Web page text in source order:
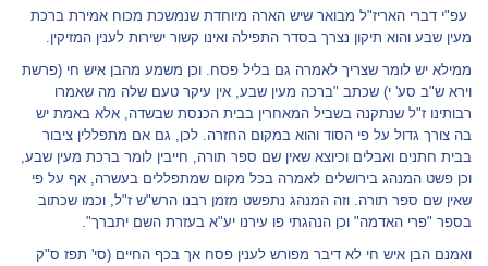
עפ"י דברי האריז"ל מבואר שיש הארה מיוחדת שנמשכת מכוח אמירת ברכת
מעין שבע והוא תיקון נצרך בסדר התפילה ואינו קשור ישירות לענין המזיקין.
ממילא יש לומר שצריך לאמרה גם בליל פסח. וכן משמע מהבן איש חי (פרשת
וירא ש"ב סע' י) שכתב "ברכה מעין שבע, אין עיקר טעם שלה מה שאמרו
רבותינו ז"ל שנתקנה בשביל המאחרין בבית הכנסת שבשדה, אלא באמת יש
בה צורך גדול על פי הסוד והוא במקום החזרה. לכן, גם אם מתפללין ציבור
בבית חתנים ואבלים וכיוצא שאין שם ספר תורה, חייבין לומר ברכת מעין שבע,
וכן פשט המנהג בירושלים לאמרה בכל מקום שמתפללים בעשרה, אף על פי
שאין שם ספר תורה. וזה המנהג נתפשט מזמן רבנו הרש"ש ז"ל, וכמו שכתוב
בספר "פרי האדמה" וכן הנהגתי פו עירנו יע"א בעזרת השם יתברך".
ואמנם הבן איש חי לא דיבר מפורש לענין פסח אך בכף החיים (סי' תפז ס"ק